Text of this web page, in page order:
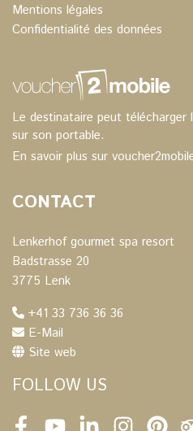
Mentions légales
Confidentialité des données
Le destinataire peut télécharger
sur son portable.
En savoir plus sur
CONTACT
Lenkerhof gourmet spa resort
Badstrasse 20
3775 Lenk
+41 33 736 36 36
E-Mail
Site web
FOLLOW US